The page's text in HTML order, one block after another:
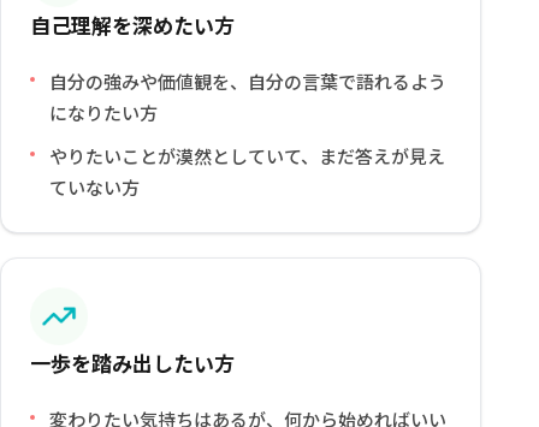
自己理解を深めたい方
自分の強みや価値観を、自分の言葉で語れるよう
になりたい方
やりたいことが漠然としていて、まだ答えが見え
ていない方
一歩を踏み出したい方
変わりたい気持ちはあるが、何から始めればいい